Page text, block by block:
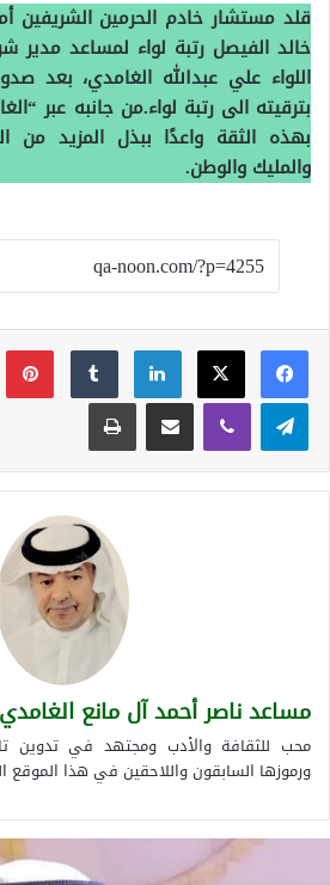
قلد مستشار خادم الحرمين الشريفين
خالد الفيصل رتبة لواء لمساعد مدير
اللواء علي عبدالله الغامدي، بعد
بترقيته الى رتبة لواء.من جانبه عبر
بهذه الثقة واعدًا ببذل المزيد
والمليك والوطن.
لينكدإن ‏Tumblr
تيلقرام ڤايبر مشاركة عبر البريد طباعة
مساعد ناصر أحمد آل مانع الغامدي
محب للثقافة والأدب ومجتهد في تدوين
ورموزها السابقون واللاحقين في هذا الموقع